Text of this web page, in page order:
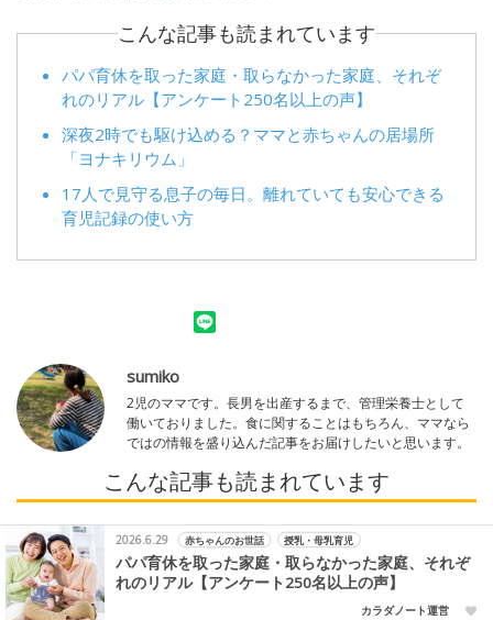
こんな記事も読まれています
パパ育休を取った家庭・取らなかった家庭、それぞ
れのリアル【アンケート250名以上の声】
深夜2時でも駆け込める？ママと赤ちゃんの居場所
「ヨナキリウム」
17人で見守る息子の毎日。離れていても安心できる
育児記録の使い方
sumiko
2児のママです。長男を出産するまで、管理栄養士として
働いておりました。食に関することはもちろん、ママなら
ではの情報を盛り込んだ記事をお届けしたいと思います。
こんな記事も読まれています
2026.6.29 赤ちゃんのお世話 授乳・母乳育児
パパ育休を取った家庭・取らなかった家庭、それぞ
れのリアル【アンケート250名以上の声】
カラダノート運営